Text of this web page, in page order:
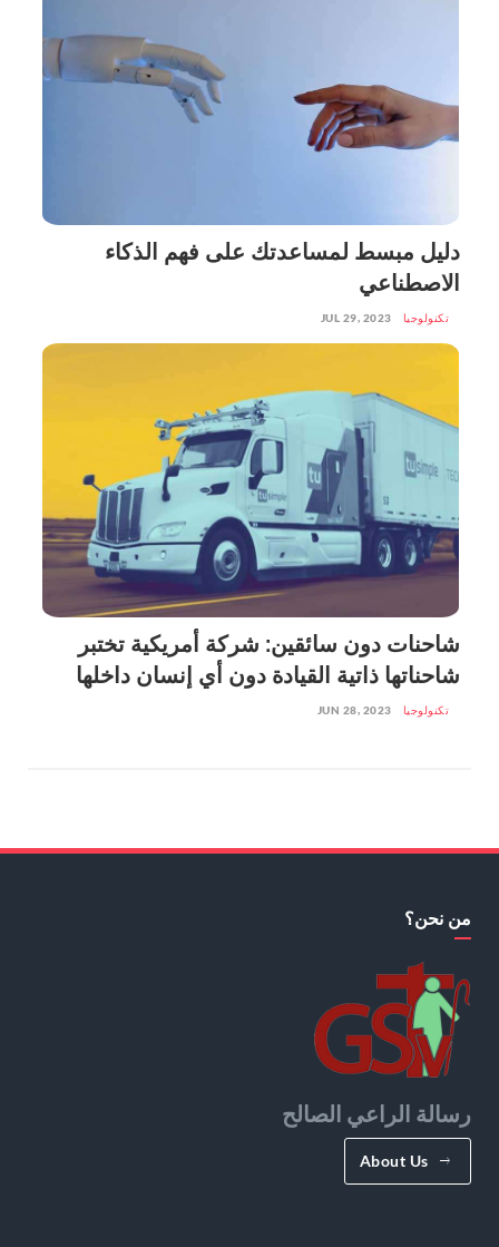
دليل مبسط لمساعدتك على فهم الذكاء
الاصطناعي
تكنولوجيا JUL 29, 2023
شاحنات دون سائقين: شركة أمريكية تختبر
شاحناتها ذاتية القيادة دون أي إنسان داخلها
تكنولوجيا JUN 28, 2023
من نحن؟
رسالة الراعي الصالح
About Us